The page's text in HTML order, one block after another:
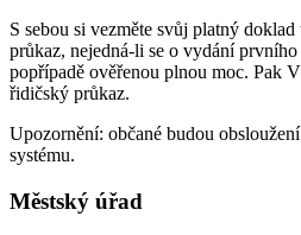
S sebou si vezměte svůj platný
průkaz, nejedná-li se o vydání
popřípadě ověřenou plnou moc. Pak
řidičský průkaz.
Upozornění: občané budou
systému.
Městský úřad